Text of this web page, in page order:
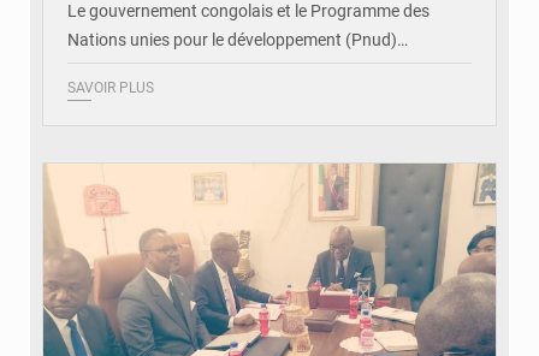
Le gouvernement congolais et le Programme des
Nations unies pour le développement (Pnud)…
SAVOIR PLUS